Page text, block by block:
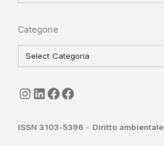
Categorie
seguici
LinkedIn
ISGI-CNRSapienza
ISSN 3103-5396 - Diritto ambientale